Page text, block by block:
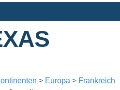
> Europa > Frankreich